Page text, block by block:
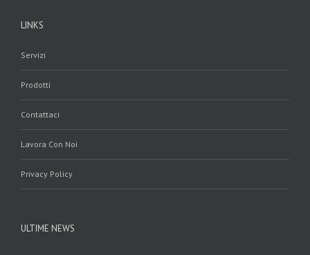
LINKS
Servizi
Prodotti
Contattaci
Lavora Con Noi
Privacy Policy
ULTIME NEWS